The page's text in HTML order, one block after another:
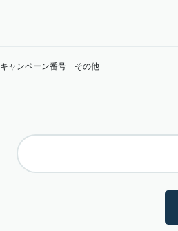
キャンペーン番号 その他